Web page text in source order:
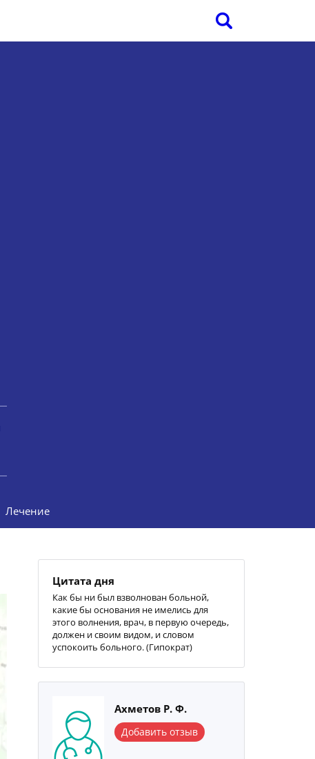
Лечение
Цитата дня
Как бы ни был взволнован больной,
какие бы основания не имелись для
этого волнения, врач, в первую очередь,
должен и своим видом, и словом
успокоить больного. (Гипократ)
Ахметов Р. Ф.
Добавить отзыв